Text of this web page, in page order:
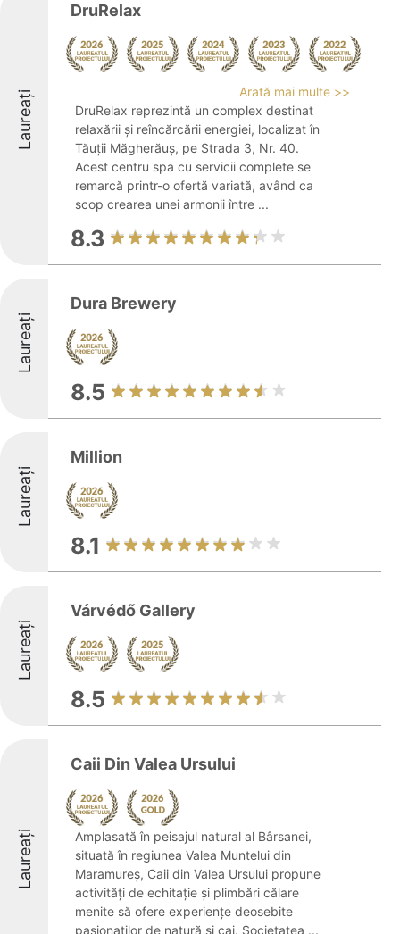
Laureați
DruRelax
Arată mai multe >>
DruRelax reprezintă un complex destinat
relaxării și reîncărcării energiei, localizat în
Tăuții Măgherăuș, pe Strada 3, Nr. 40.
Acest centru spa cu servicii complete se
remarcă printr-o ofertă variată, având ca
scop crearea unei armonii între ...
8.3
Laureați
Dura Brewery
8.5
Laureați
Million
8.1
Laureați
Várvédő Gallery
8.5
Laureați
Caii Din Valea Ursului
Amplasată în peisajul natural al Bârsanei,
situată în regiunea Valea Muntelui din
Maramureș, Caii din Valea Ursului propune
activități de echitație și plimbări călare
menite să ofere experiențe deosebite
pasionaților de natură și cai. Societatea ...